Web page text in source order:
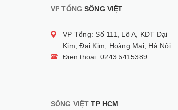
VP TỔNGSÔNG VIỆT
VP Tổng: Số 111, Lô A, KĐT Đại
Kim, Đại Kim, Hoàng Mai, Hà Nội
Điện thoại: 0243 6415389
SÔNG VIỆT TP HCM